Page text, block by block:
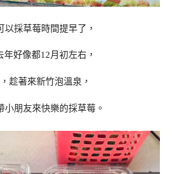
以採草莓時間提早了，
年好像都12月初左右，
趁著來新竹泡溫泉，
小朋友來快樂的採草莓。